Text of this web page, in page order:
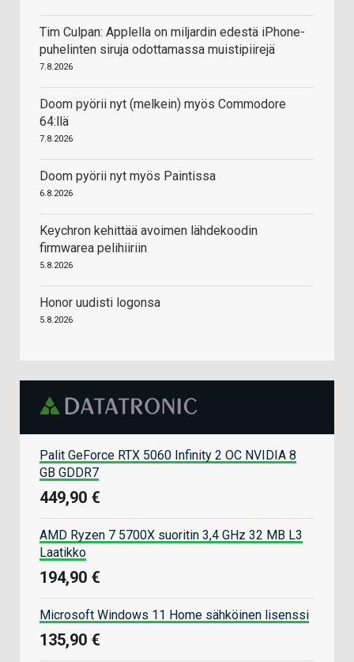
Tim Culpan: Applella on miljardin edestä iPhone-
puhelinten siruja odottamassa muistipiirejä
7.8.2026
Doom pyörii nyt (melkein) myös Commodore
64:llä
7.8.2026
Doom pyörii nyt myös Paintissa
6.8.2026
Keychron kehittää avoimen lähdekoodin
firmwarea pelihiiriin
5.8.2026
Honor uudisti logonsa
5.8.2026
Palit GeForce RTX 5060 Infinity 2 OC NVIDIA 8
GB GDDR7
449,90 €
AMD Ryzen 7 5700X suoritin 3,4 GHz 32 MB L3
Laatikko
194,90 €
Microsoft Windows 11 Home sähköinen lisenssi
135,90 €